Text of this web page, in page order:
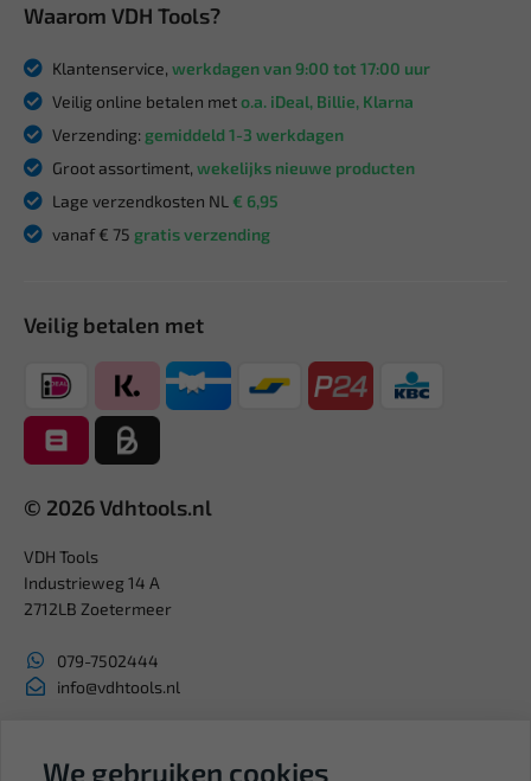
Waarom VDH Tools?
Klantenservice, werkdagen van 9:00 tot 17:00 uur
Veilig online betalen meto.a. iDeal, Billie, Klarna
Verzending: gemiddeld 1-3 werkdagen
Groot assortiment, wekelijks nieuwe producten
Lage verzendkosten NL € 6,95
vanaf € 75 gratis verzending
Veilig betalen met
© 2026 Vdhtools.nl
VDH Tools
Industrieweg 14 A
2712LB Zoetermeer
079-7502444
info@vdhtools.nl
BTW: NL819958657B01
We gebruiken cookies